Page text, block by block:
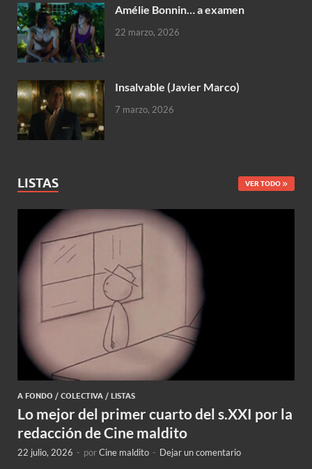
Amélie Bonnin… a examen
22 marzo, 2026
Insalvable (Javier Marco)
7 marzo, 2026
LISTAS VER TODO
A FONDO / COLECTIVA / LISTAS
Lo mejor del primer cuarto del s.XXI por la
redacción de Cine maldito
22 julio, 2026 - porCine maldito - Dejar un comentario